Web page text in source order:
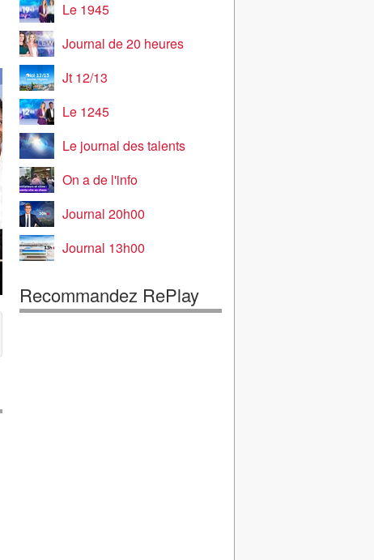
Le 1945
Journal de 20 heures
Jt 12/13
Le 1245
Le journal des talents
On a de l'info
Journal 20h00
Journal 13h00
Recommandez RePlay